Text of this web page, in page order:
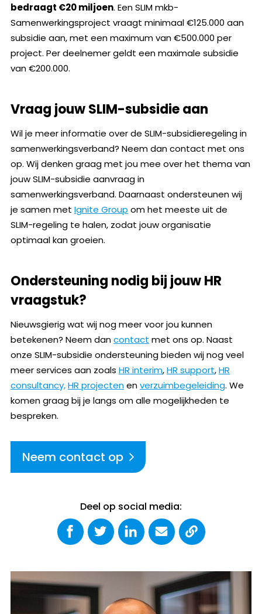
bedraagt €20 miljoen. Een SLIM mkb-
Samenwerkingsproject vraagt minimaal €125.000 aan
subsidie aan, met een maximum van €500.000 per
project. Per deelnemer geldt een maximale subsidie
van €200.000.
Vraag jouw SLIM-subsidie aan
Wil je meer informatie over de SLIM-subsidieregeling in
samenwerkingsverband? Neem dan contact met ons
op. Wij denken graag met jou mee over het thema van
jouw SLIM-subsidie aanvraag in
samenwerkingsverband. Daarnaast ondersteunen wij
je samen met Ignite Group om het meeste uit de
SLIM-regeling te halen, zodat jouw organisatie
optimaal kan groeien.
Ondersteuning nodig bij jouw HR
vraagstuk?
Nieuwsgierig wat wij nog meer voor jou kunnen
betekenen? Neem dancontact met ons op. Naast
onze SLIM-subsidie ondersteuning bieden wij nog veel
meer services aan zoals HR interim,HR support,HR
consultancy,HR projectenenverzuimbegeleiding. We
komen graag bij je langs om alle mogelijkheden te
bespreken.
Neem contact op
Deel op social media: